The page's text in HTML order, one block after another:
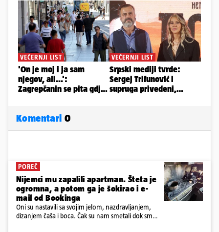
Komentari 0
POREČ
Nijemci mu zapalili apartman. Šteta je
ogromna, a potom ga je šokirao i e-
mail od Bookinga
Oni su nastavili sa svojim jelom, nazdravljanjem,
dizanjem čaša i boca. Čak su nam smetali dok smo